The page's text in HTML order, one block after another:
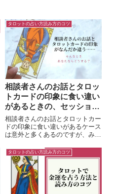
タロットの占い方読み方のコツ
相談者さんのお話とタロッ
トカードの印象に食い違い
があるときの、セッション
の進め方
相談者さんのお話とタロットカー
ドの印象に食い違いがあるケース
は意外と多くあるのですが、みな
を進められますか？ この記事で
は、「相談者さんのお話とタロッ
トカードの印象に食い違いがあ
る」というギャップに出会ったと
きの「セッションの進め方」につ
いてのお話です。
タロットの占い方読み方のコツ